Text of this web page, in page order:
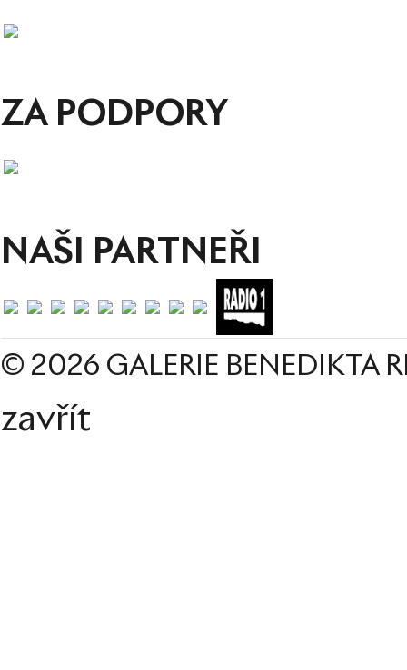
ZA PODPORY
NAŠI PARTNEŘI
© 2026 GALERIE BENEDIKTA
zavřít